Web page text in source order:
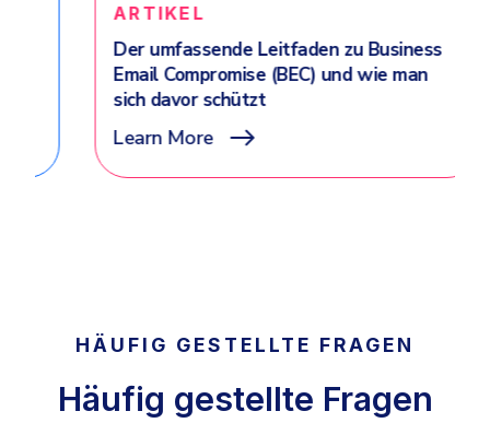
ARTIKEL
Der umfassende Leitfaden zu Business
Email Compromise (BEC) und wie man
sich davor schützt
Learn More
HÄUFIG GESTELLTE FRAGEN
Häufig gestellte Fragen